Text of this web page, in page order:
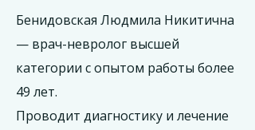
Бенидовская Людмила Никитична
— врач-невролог высшей
категории с опытом работы более
49 лет.
Проводит диагностику и лечение